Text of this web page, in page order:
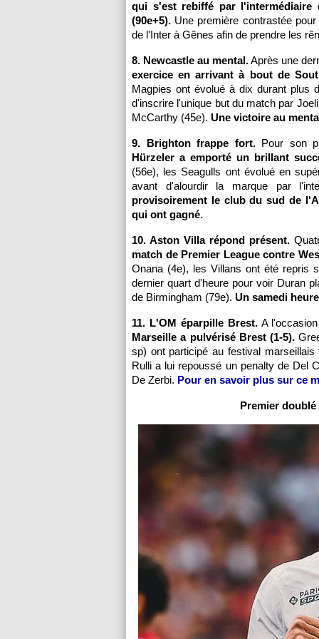
qui s'est rebiffé par l'intermédiaire
(90e+5). Une première contrastée
de l'Inter à Gênes afin de prendre les
8. Newcastle au mental.Après une
exercice en arrivant à bout de
Magpies ont évolué à dix durant plus
d'inscrire l'unique but du match par
McCarthy (45e). Une victoire au
9. Brighton frappe fort. Pour son
Hürzeler a emporté un brillant
(56e), les Seagulls ont évolué en
avant d'alourdir la marque par
provisoirement le club du sud de
qui ont gagné.
10. Aston Villa répond présent.
match de Premier League contre
Onana (4e), les Villans ont été repris
dernier quart d'heure pour voir Duran
de Birmingham (79e). Un samedi
11. L'OM éparpille Brest.A
Marseille a pulvérisé Brest (1-5).
sp) ont participé au festival
Rulli a lui repoussé un penalty de Del
De Zerbi. Pour en savoir plus sur ce
Premier